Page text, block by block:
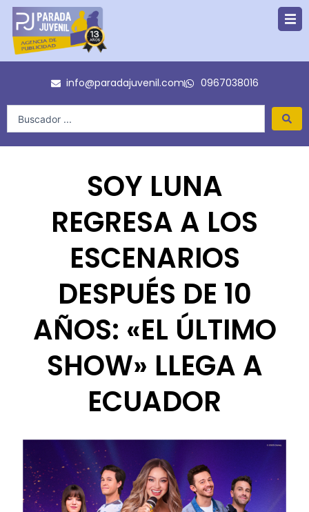
contenido
info@paradajuvenil.com 0967038016
SOY LUNA
REGRESA A LOS
ESCENARIOS
DESPUÉS DE 10
AÑOS: «EL ÚLTIMO
SHOW» LLEGA A
ECUADOR